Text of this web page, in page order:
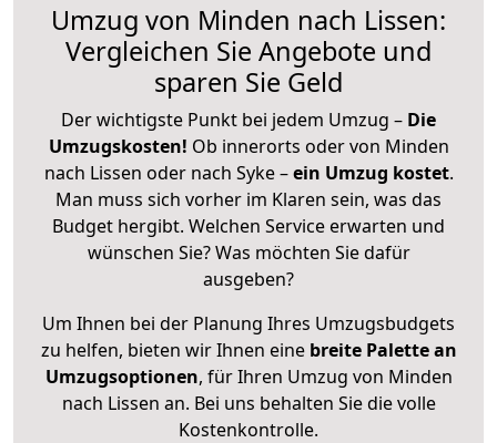
Umzug von Minden nach Lissen:
Vergleichen Sie Angebote und
sparen Sie Geld
Der wichtigste Punkt bei jedem Umzug – Die
Umzugskosten! Ob innerorts oder von Minden
nach Lissen oder nach Syke –ein Umzug kostet.
Man muss sich vorher im Klaren sein, was das
Budget hergibt. Welchen Service erwarten und
wünschen Sie? Was möchten Sie dafür
ausgeben?
Um Ihnen bei der Planung Ihres Umzugsbudgets
zu helfen, bieten wir Ihnen eine breite Palette an
Umzugsoptionen, für Ihren Umzug von Minden
nach Lissen an. Bei uns behalten Sie die volle
Kostenkontrolle.